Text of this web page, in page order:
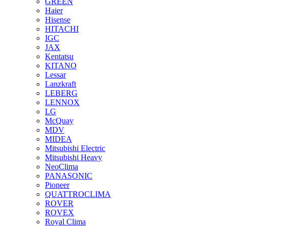
Haier
Hisense
HITACHI
IGC
JAX
Kentatsu
KITANO
Lessar
Lanzkraft
LEBERG
LENNOX
LG
McQuay
MDV
MIDEA
Mitsubishi Electric
Mitsubishi Heavy
NeoClima
PANASONIC
Pioneer
QUATTROCLIMA
ROVER
ROVEX
Royal Clima